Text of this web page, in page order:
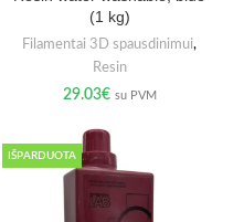
(1 kg)
Filamentai 3D spausdinimui,
Resin
29.03€ su PVM
IŠPARDUOTA